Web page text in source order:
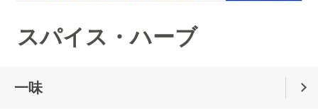
スパイス・ハーブ
一味